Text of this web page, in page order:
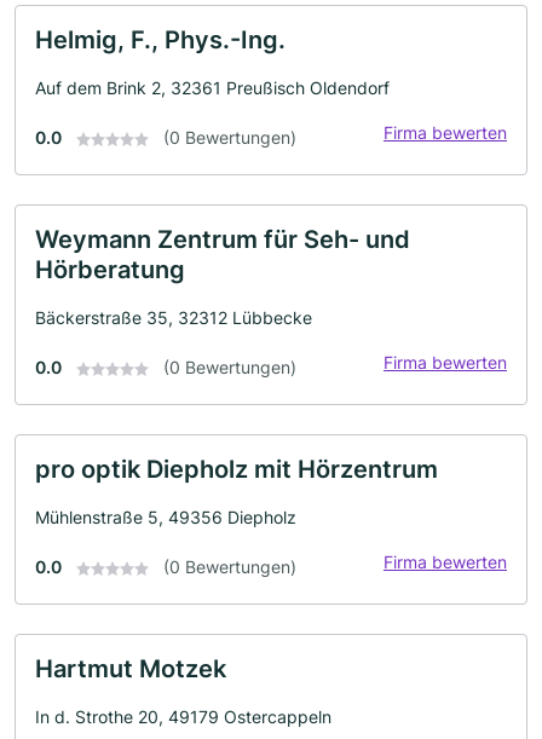
Helmig, F., Phys.-Ing.
Auf dem Brink 2, 32361 Preußisch Oldendorf
0.0 (0 Bewertungen) Firma bewerten
Weymann Zentrum für Seh- und
Hörberatung
Bäckerstraße 35, 32312 Lübbecke
0.0 (0 Bewertungen) Firma bewerten
pro optik Diepholz mit Hörzentrum
Mühlenstraße 5, 49356 Diepholz
0.0 (0 Bewertungen) Firma bewerten
Hartmut Motzek
In d. Strothe 20, 49179 Ostercappeln